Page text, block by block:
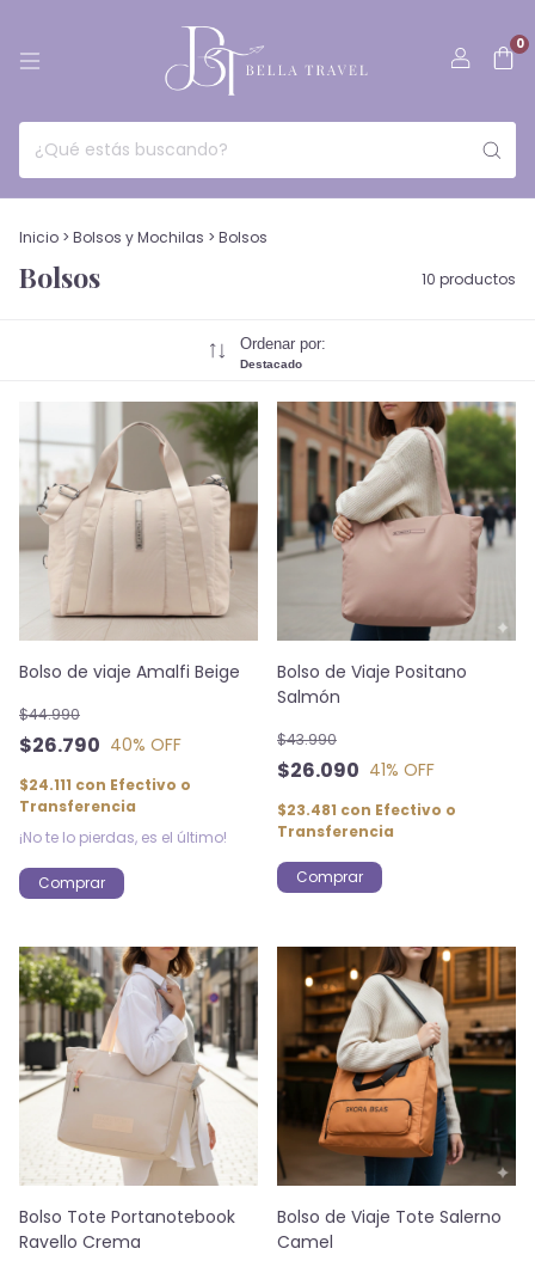
0
Inicio > Bolsos y Mochilas > Bolsos
Bolsos 10 productos
Ordenar por:
Destacado
Bolso de viaje Amalfi Beige
$26.790
$44.990
40% OFF
$24.111 con Efectivo o
Transferencia
¡No te lo pierdas, es el último!
Bolso de Viaje Positano
Salmón
$26.090
$43.990
41% OFF
$23.481 con Efectivo o
Transferencia
Bolso Tote Portanotebook
Ravello Crema
Bolso de Viaje Tote Salerno
Camel